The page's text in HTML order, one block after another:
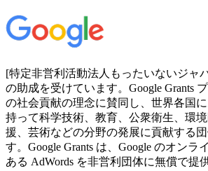
[特定非営利活動法人もったいないジャ
の助成を受けています。Google Grants
の社会貢献の理念に賛同し、世界各国
持って科学技術、教育、公衆衛生、環
援、芸術などの分野の発展に貢献する
す。Google Grants は、Google のオンラ
ある AdWords を非営利団体に無償で提